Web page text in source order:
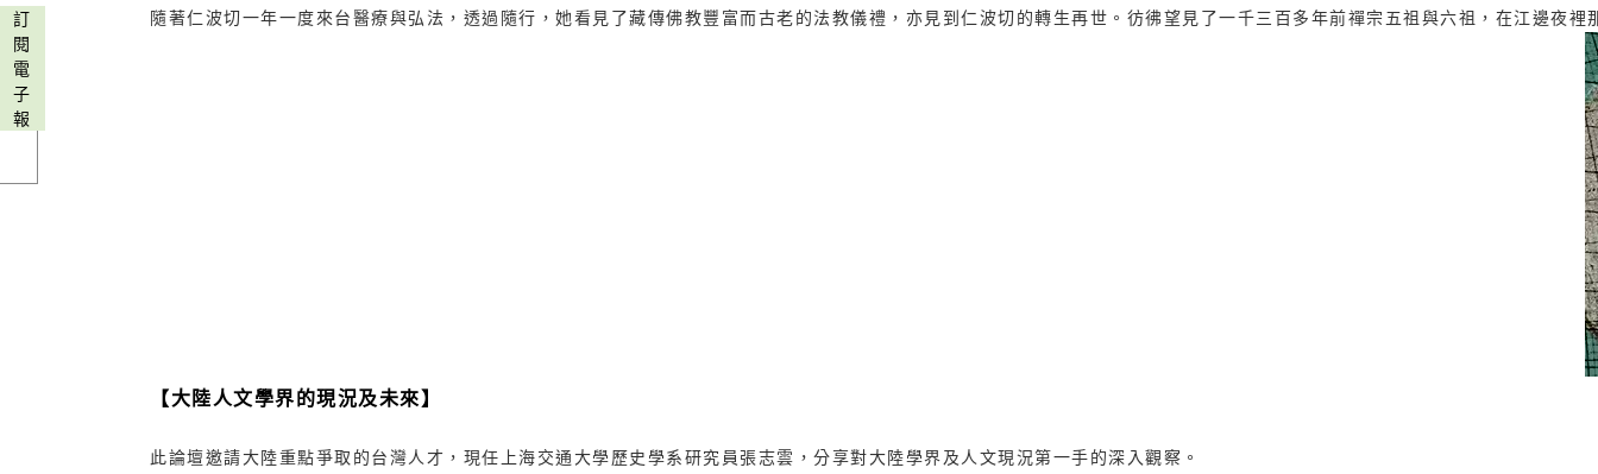
訂
閱
電
子
報
隨著仁波切一年一度來台醫療與弘法，透過隨行，她看見了藏傳佛教豐富而古老的法教儀禮，亦見到仁波切的轉生再世。彷彿望見了一千三百多年前禪宗五祖與六祖，在江邊
【大陸人文學界的現況及未來】
此論壇邀請大陸重點爭取的台灣人才，現任上海交通大學歷史學系研究員張志雲，分享對大陸學界及人文現況第一手的深入觀察。